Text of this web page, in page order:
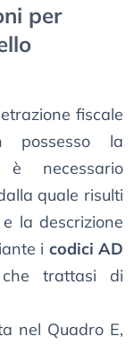
per
fiscale
possesso la
è necessario
quale risulti
la descrizione
i codici AD
che trattasi di
nel Quadro E,